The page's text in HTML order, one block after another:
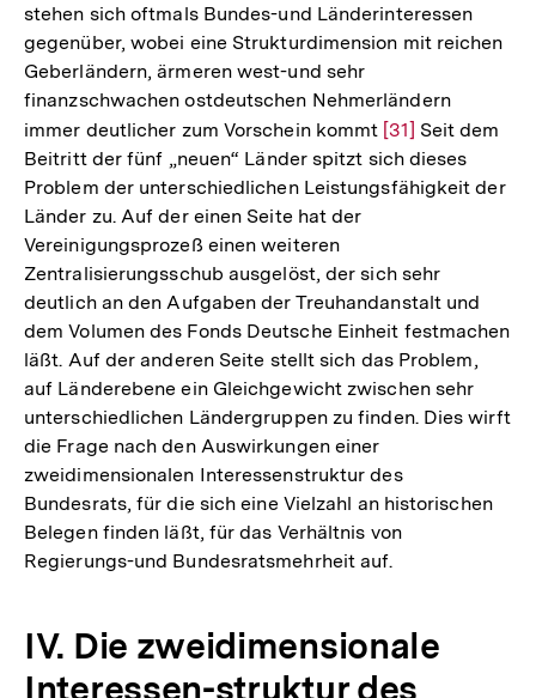
stehen sich oftmals Bundes-und Länderinteressen
gegenüber, wobei eine Strukturdimension mit reichen
Geberländern, ärmeren west-und sehr
finanzschwachen ostdeutschen Nehmerländern
immer deutlicher zum Vorschein kommt Zur
Auflösung
der
[31] Seit dem
Beitritt der fünf „neuen“ Länder spitzt sich dieses
Problem der unterschiedlichen Leistungsfähigkeit der
Länder zu. Auf der einen Seite hat der
Vereinigungsprozeß einen weiteren
Zentralisierungsschub ausgelöst, der sich sehr
deutlich an den Aufgaben der Treuhandanstalt und
dem Volumen des Fonds Deutsche Einheit festmachen
läßt. Auf der anderen Seite stellt sich das Problem,
auf Länderebene ein Gleichgewicht zwischen sehr
unterschiedlichen Ländergruppen zu finden. Dies wirft
die Frage nach den Auswirkungen einer
zweidimensionalen Interessenstruktur des
Bundesrats, für die sich eine Vielzahl an historischen
Belegen finden läßt, für das Verhältnis von
Regierungs-und Bundesratsmehrheit auf.
IV. Die zweidimensionale
Interessen-struktur des